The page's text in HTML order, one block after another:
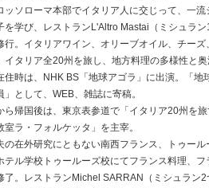
ッソローマ本部でイタリア人に交じって、一
を学び、レストランL'Altro Mastai（ミシュラン
行。イタリアワイン、オリーブオイル、チー
イタリア全20州を旅し、地方料理の多様性と奥
住時は、NHK BS「地球アゴラ」に出演。「地
」として、WEB、雑誌に寄稿。
ら帰国後は、東京表参道で「イタリア20州を
室ラ・フォルケッタ」を主宰。
の在外研究にともない南西フランス、トゥール
テル学校トゥールーズ校にてフランス料理、フ
了。レストランMichel SARRAN（ミシュラン2